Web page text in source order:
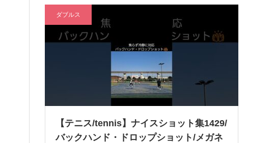
ダブルス
【テニス/tennis】ナイスショット集1429/
バックハンド・ドロップショット/メガネ